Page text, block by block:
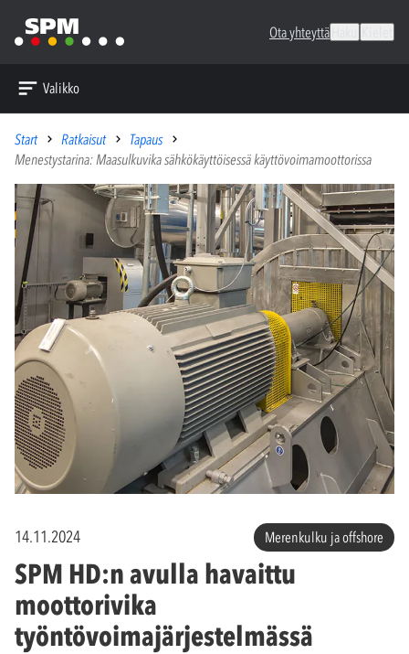
Ota yhteyttä
Valikko
Start Ratkaisut
Tapaus
Menestystarina: Maasulkuvika sähkökäyttöisessä käyttövoimamoottorissa
14.11.2024 Merenkulku ja offshore
SPM HD:n avulla havaittu
moottorivika
työntövoimajärjestelmässä